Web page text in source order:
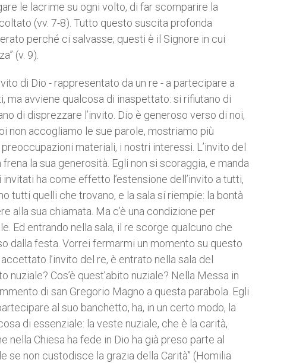
le lacrime su ogni volto, di far scomparire la
(vv. 7-8). Tutto questo suscita profonda
perché ci salvasse; questi è il Signore in cui
(v. 9).
di Dio - rappresentato da un re - a partecipare a
avviene qualcosa di inaspettato: si rifiutano di
di disprezzare l’invito. Dio è generoso verso di noi,
non accogliamo le sue parole, mostriamo più
materiali, i nostri interessi. L’invito del
la sua generosità. Egli non si scoraggia, e manda
ha come effetto l’estensione dell’invito a tutti,
tutti quelli che trovano, e la sala si riempie: la bontà
alla sua chiamata. Ma c’è una condizione per
Ed entrando nella sala, il re scorge qualcuno che
dalla festa. Vorrei fermarmi un momento su questo
l’invito del re, è entrato nella sala del
nuziale? Cos’è quest’abito nuziale? Nella Messa in
di san Gregorio Magno a questa parabola. Egli
al suo banchetto, ha, in un certo modo, la
di essenziale: la veste nuziale, che è la carità,
nella Chiesa ha fede in Dio ha già preso parte al
se non custodisce la grazia della Carità” (Homilia